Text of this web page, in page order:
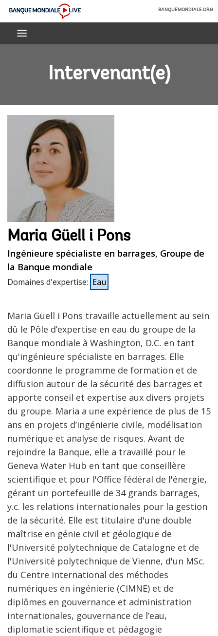
Skip
Main
Banque
mondiale
BANQUEMONDIALE.ORG
Intervenant(e)
Maria Güell i Pons
Ingénieure spécialiste en barrages, Groupe de
la Banque mondiale
Domaines d'expertise: Eau
Maria Güell i Pons travaille actuellement au sein
dû le Pôle d’expertise en eau du groupe de la
Banque mondiale à Washington, D.C. en tant
qu'ingénieure spécialiste en barrages. Elle
coordonne le programme de formation et de
diffusion autour de la sécurité des barrages et
apporte conseil et expertise aux divers projets
du groupe. Maria a une expérience de plus de 15
ans en projets d’ingénierie civile, modélisation
numérique et analyse de risques. Avant de
rejoindre la Banque, elle a travaillé pour le
Geneva Water Hub en tant que conseillère
scientifique et pour l'Office fédéral de l'énergie,
gérant un portefeuille de 34 grands barrages,
y.c. les relations internationales pour la gestion
de la sécurité. Elle est titulaire d'une double
maîtrise en génie civil et géologique de
l'Université polytechnique de Catalogne et de
l'Université polytechnique de Vienne, d'un MSc.
du Centre international des méthodes
numériques en ingénierie (CIMNE) et de
diplômes en gouvernance et administration
internationales, gouvernance de l’eau,
diplomatie scientifique et pédagogie